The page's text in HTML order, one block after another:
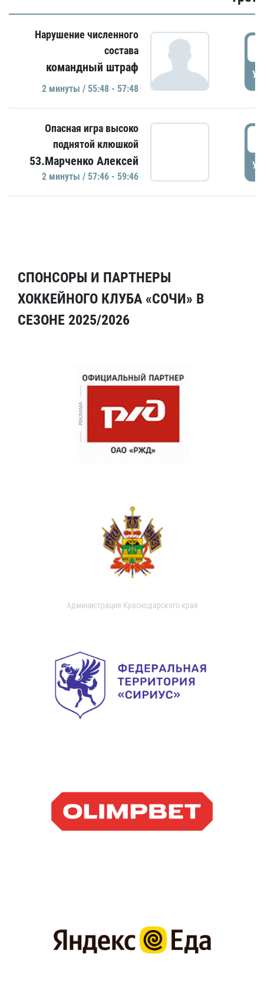
Нарушение численного
состава
командный штраф
2 минуты / 55:48 - 57:48
Опасная игра высоко
поднятой клюшкой
53.Марченко Алексей
2 минуты / 57:46 - 59:46
СПОНСОРЫ И ПАРТНЕРЫ
ХОККЕЙНОГО КЛУБА «СОЧИ» В
СЕЗОНЕ 2025/2026
Администрация Краснодарского края